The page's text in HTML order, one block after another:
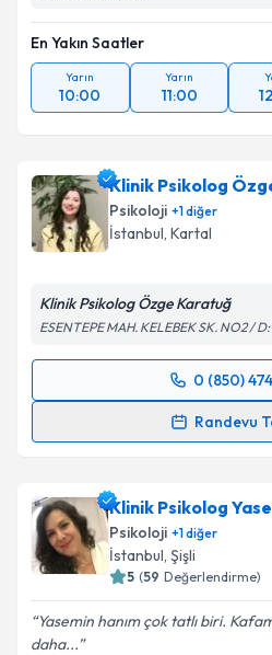
En Yakın Saatler
Yarın
10:00
Yarın
11:00
Klinik Psikolog
Psikoloji +1diğer
İstanbul, Kartal
Klinik Psikolog Özge Karatuğ
ESENTEPE MAH. KELEBEK SK. NO2 /
0 (850)
Randevu
Randevu Takvimi Talebi
için bir takvim
bilgilendireceğiz.
E-posta Adresiniz
Klinik Psikolog
Psikoloji +1diğer
İstanbul, Şişli
5 (59 Değerlendirme)
Yasemin hanım çok tatlı biri.
daha...